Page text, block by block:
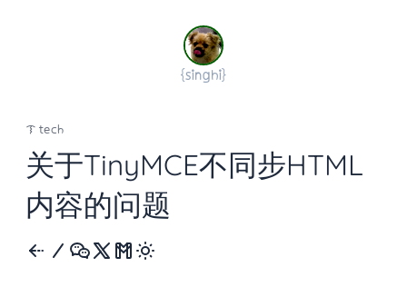
{singhi}
ᝤ tech
关于TinyMCE不同步HTML
内容的问题